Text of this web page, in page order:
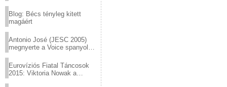
Blog: Bécs tényleg kitett
magáért
Antonio José (JESC 2005)
megnyerte a Voice spanyol
Eurovíziós Fiatal Táncosok
2015: Viktoria Nowak a